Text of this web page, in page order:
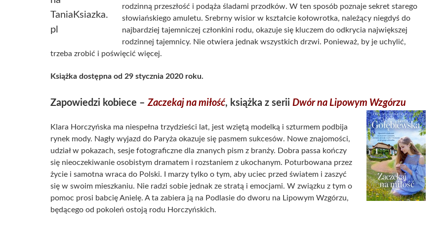
rodzinną przeszłość i podąża śladami przodków. W ten sposób poznaje sekret starego
słowiańskiego amuletu. Srebrny wisior w kształcie kołowrotka, należący niegdyś do
najbardziej tajemniczej członkini rodu, okazuje się kluczem do odkrycia największej
rodzinnej tajemnicy. Nie otwiera jednak wszystkich drzwi. Ponieważ, by je uchylić,
trzeba zrobić i poświęcić więcej.
Książka dostępna od 29 stycznia 2020 roku.
Zapowiedzi kobiece –Zaczekaj na miłość, książka z serii Dwór na Lipowym Wzgórzu
Klara Horczyńska ma niespełna trzydzieści lat, jest wziętą modelką i szturmem podbija
rynek mody. Nagły wyjazd do Paryża okazuje się pasmem sukcesów. Nowe znajomości,
udział w pokazach, sesje fotograficzne dla znanych pism z branży. Dobra passa kończy
się nieoczekiwanie osobistym dramatem i rozstaniem z ukochanym. Poturbowana przez
życie i samotna wraca do Polski. I marzy tylko o tym, aby uciec przed światem i zaszyć
się w swoim mieszkaniu. Nie radzi sobie jednak ze stratą i emocjami. W związku z tym o
pomoc prosi babcię Anielę. A ta zabiera ją na Podlasie do dworu na Lipowym Wzgórzu,
będącego od pokoleń ostoją rodu Horczyńskich.